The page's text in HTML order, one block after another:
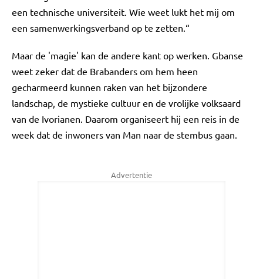
een technische universiteit. Wie weet lukt het mij om
een samenwerkingsverband op te zetten.“
Maar de 'magie' kan de andere kant op werken. Gbanse
weet zeker dat de Brabanders om hem heen
gecharmeerd kunnen raken van het bijzondere
landschap, de mystieke cultuur en de vrolijke volksaard
van de Ivorianen. Daarom organiseert hij een reis in de
week dat de inwoners van Man naar de stembus gaan.
Advertentie